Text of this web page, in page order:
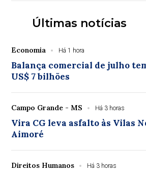
Últimas notícias
Economia Há 1 hora
Balança comercial de julho
US$ 7 bilhões
Campo Grande - MS Há 3 horas
Vira CG leva asfalto às Vilas
Aimoré
Direitos Humanos Há 3 horas